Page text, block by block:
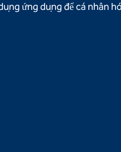
ứng dụng để cá nhân